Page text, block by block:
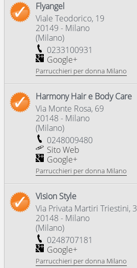
Flyangel
Viale Teodorico, 19
20149 - Milano
(Milano)
0233100931
Google+
Parrucchieri per donna Milano
Harmony Hair e Body Care
Via Monte Rosa, 69
20148 - Milano
(Milano)
0248009480
Sito Web
Google+
Parrucchieri per donna Milano
Vision Style
Via Privata Martiri Triestini, 3
20148 - Milano
(Milano)
0248707181
Google+
Parrucchieri per donna Milano